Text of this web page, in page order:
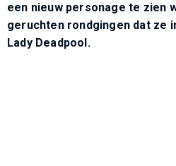
een nieuw personage te zien
geruchten rondgingen dat ze
Lady Deadpool.